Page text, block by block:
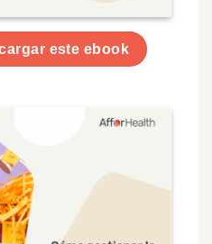
este ebook